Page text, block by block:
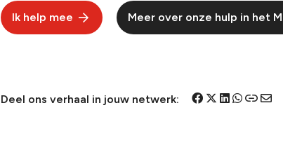
Ik help mee Meer over onze hulp in het
Deel ons verhaal in jouw netwerk:
D
D D D D D